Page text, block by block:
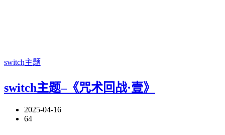
switch主题
switch主题–《咒术回战·壹》
2025-04-16
64